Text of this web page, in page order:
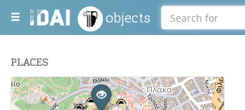
objects
PLACES
+